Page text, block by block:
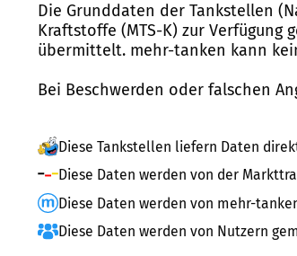
Die Grunddaten der Tankstellen
Kraftstoffe (MTS-K) zur Verfügung
übermittelt. mehr-tanken kann
Bei Beschwerden oder falschen
Diese Tankstellen liefern Daten
Diese Daten werden von der
Diese Daten werden von mehr-
Diese Daten werden von Nutzern